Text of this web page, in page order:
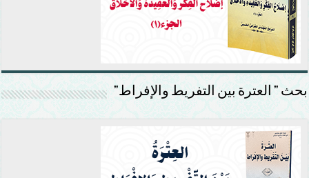
بحث ” العترة بين التفريط والإفراط”